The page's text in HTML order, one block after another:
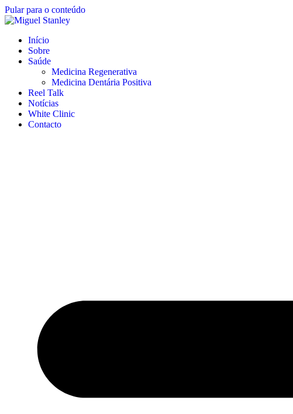
Pular para o conteúdo
Início
Sobre
Saúde
Medicina Regenerativa
Medicina Dentária Positiva
Reel Talk
Notícias
White Clinic
Contacto